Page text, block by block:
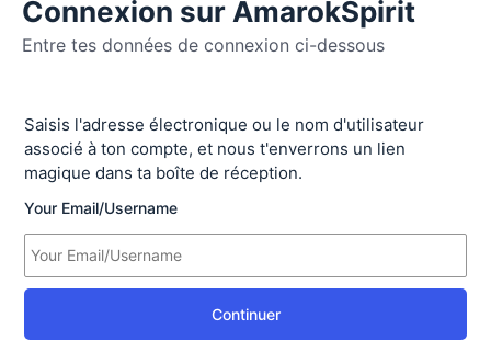
Connexion sur AmarokSpirit
Entre tes données de connexion ci-dessous
Se
connecter
Saisis l'adresse électronique ou le nom d'utilisateur
associé à ton compte, et nous t'enverrons un lien
magique dans ta boîte de réception.
Your Email/Username
Continuer